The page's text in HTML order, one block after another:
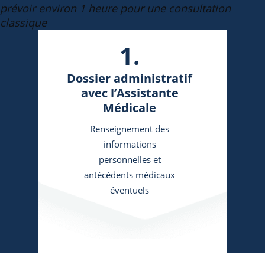
prévoir environ 1 heure pour une consultation
classique
1.
Dossier administratif
avec l’Assistante
Médicale
Renseignement des
informations
personnelles et
antécédents médicaux
éventuels